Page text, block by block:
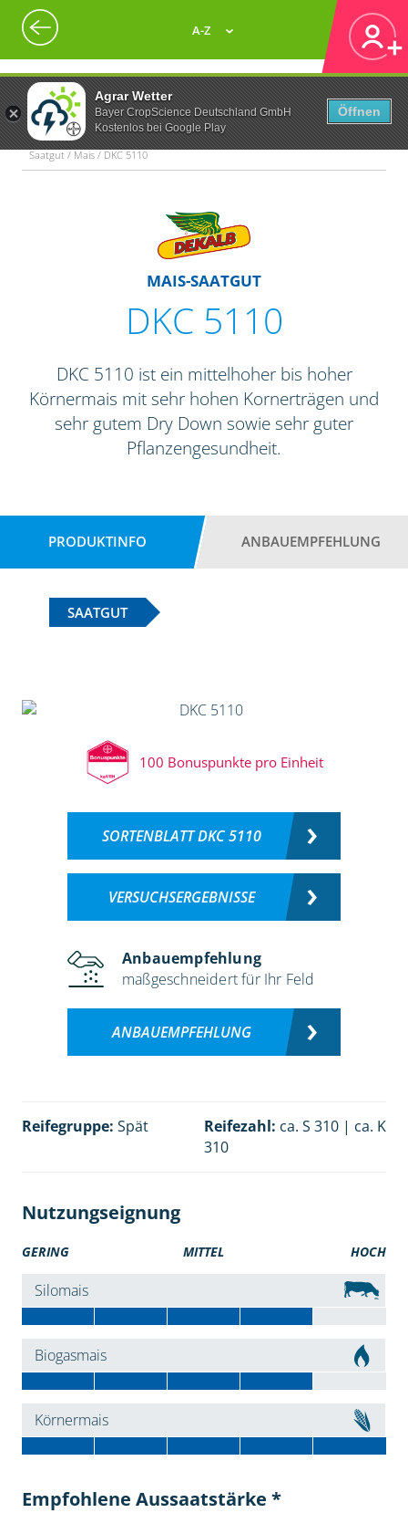
Agrar Wetter
Bayer CropScience Deutschland GmbH
Kostenlos bei Google Play
Öffnen
A-Z
Saatgut / Mais / DKC 5110
MAIS-SAATGUT
DKC 5110
DKC 5110 ist ein mittelhoher bis hoher
Körnermais mit sehr hohen Kornerträgen und
sehr gutem Dry Down sowie sehr guter
Pflanzengesundheit.
PRODUKTINFO ANBAUEMPFEHLUNG
SAATGUT
100 Bonuspunkte pro Einheit
SORTENBLATT DKC 5110
VERSUCHSERGEBNISSE
Anbauempfehlung
maßgeschneidert für Ihr Feld
ANBAUEMPFEHLUNG
Reifegruppe: Spät Reifezahl: ca. S 310 | ca. K
310
Nutzungseignung
GERING MITTEL HOCH
Silomais
Biogasmais
Körnermais
Empfohlene Aussaatstärke *